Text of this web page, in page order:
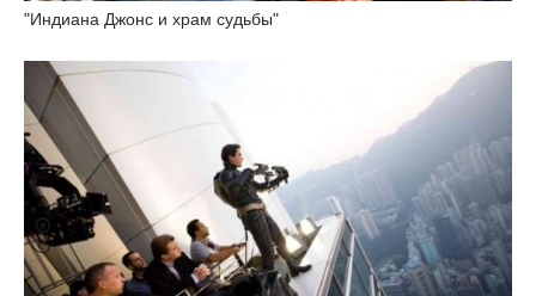
"Индиана Джонс и храм судьбы"